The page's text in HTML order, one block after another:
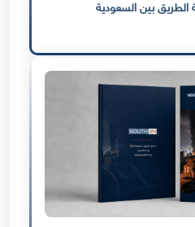
الطريق بين السعودية